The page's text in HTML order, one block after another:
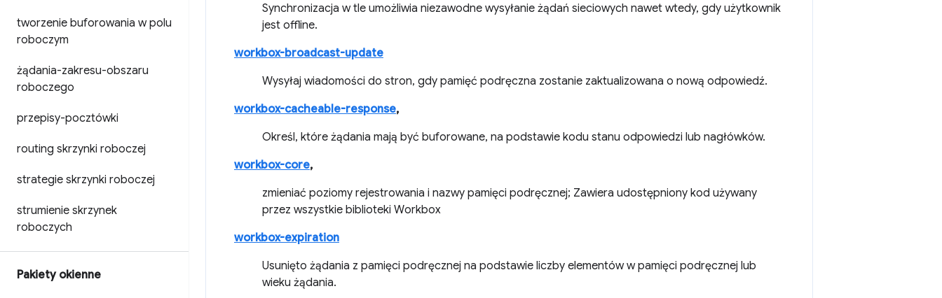
tworzenie buforowania w polu
roboczym
żądania-zakresu-obszaru
roboczego
przepisy-pocztówki
routing skrzynki roboczej
strategie skrzynki roboczej
strumienie skrzynek
roboczych
Pakiety okienne
Synchronizacja w tle umożliwia niezawodne wysyłanie żądań sieciowych nawet wtedy, gdy użytkownik
jest offline.
workbox-broadcast-update
Wysyłaj wiadomości do stron, gdy pamięć podręczna zostanie zaktualizowana o nową odpowiedź.
workbox-cacheable-response,
Określ, które żądania mają być buforowane, na podstawie kodu stanu odpowiedzi lub nagłówków.
workbox-core,
zmieniać poziomy rejestrowania i nazwy pamięci podręcznej; Zawiera udostępniony kod używany
przez wszystkie biblioteki Workbox
workbox-expiration
Usunięto żądania z pamięci podręcznej na podstawie liczby elementów w pamięci podręcznej lub
wieku żądania.